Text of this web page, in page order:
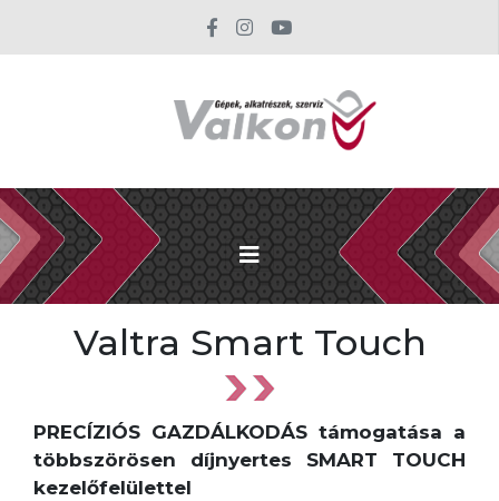
Valtra Smart Touch
PRECÍZIÓS GAZDÁLKODÁS támogatása a
többszörösen díjnyertes SMART TOUCH
kezelőfelülettel